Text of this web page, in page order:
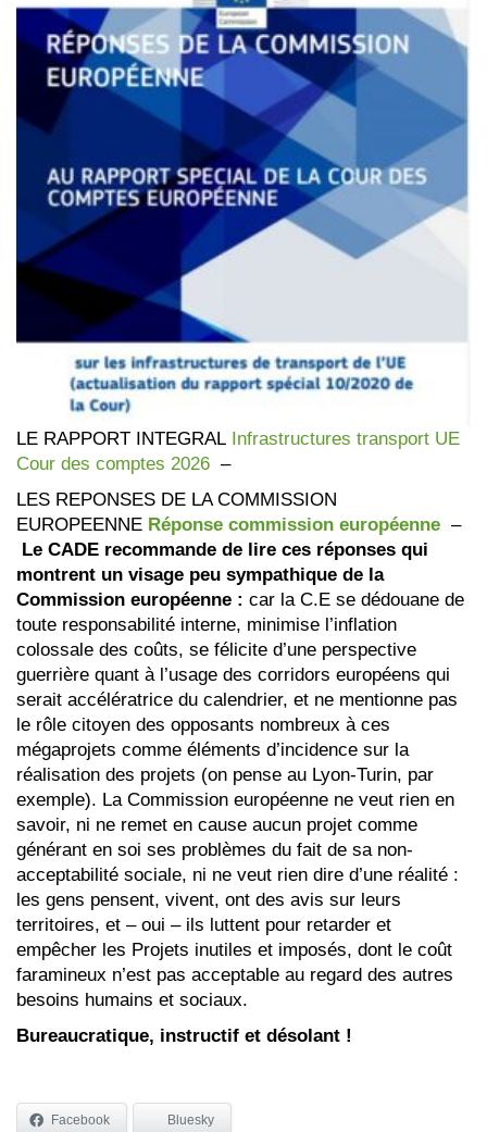
LE RAPPORT INTEGRAL Infrastructures transport UE
Cour des comptes 2026 –
LES REPONSES DE LA COMMISSION
EUROPEENNE Réponse commission européenne –
Le CADE recommande de lire ces réponses qui
montrent un visage peu sympathique de la
Commission européenne : car la C.E se dédouane de
toute responsabilité interne, minimise l’inflation
colossale des coûts, se félicite d’une perspective
guerrière quant à l’usage des corridors européens qui
serait accélératrice du calendrier, et ne mentionne pas
le rôle citoyen des opposants nombreux à ces
mégaprojets comme éléments d’incidence sur la
réalisation des projets (on pense au Lyon-Turin, par
exemple). La Commission européenne ne veut rien en
savoir, ni ne remet en cause aucun projet comme
générant en soi ses problèmes du fait de sa non-
acceptabilité sociale, ni ne veut rien dire d’une réalité :
les gens pensent, vivent, ont des avis sur leurs
territoires, et – oui – ils luttent pour retarder et
empêcher les Projets inutiles et imposés, dont le coût
faramineux n’est pas acceptable au regard des autres
besoins humains et sociaux.
Bureaucratique, instructif et désolant !
Facebook Bluesky